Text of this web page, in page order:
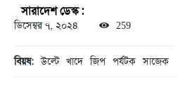
সারাদেশ ডেস্ক :
ডিসেম্বর ৭, ২০২৪ 259
বিয়ষ: উল্টে খাদে জিপ পর্যটক সাজেক